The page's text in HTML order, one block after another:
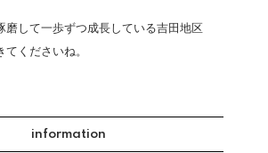
磨して一歩ずつ成長している吉田地区
くださいね。
information